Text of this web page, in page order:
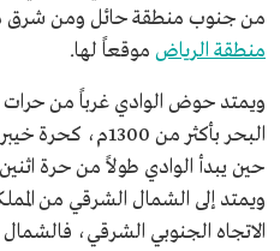
من جنوب منطقة حائل ومن شرق
منطقة الرياض موقعاً لها.
ويمتد حوض الوادي غرباً من
البحر بأكثر من
حين يبدأ الوادي طولاً من حرة اثنين
ويمتد إلى الشمال الشرقي من
الاتجاه الجنوبي الشرقي،